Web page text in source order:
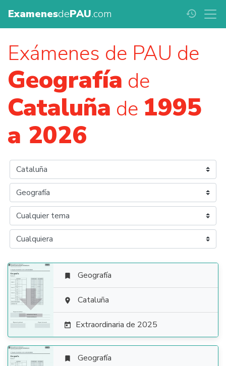
ExamenesdePAU.com history
Exámenes de PAU de
Geografía de
Cataluña de 1995
a 2026

 Geografía
 Cataluña
 Extraordinaria de 2025
 Geografía